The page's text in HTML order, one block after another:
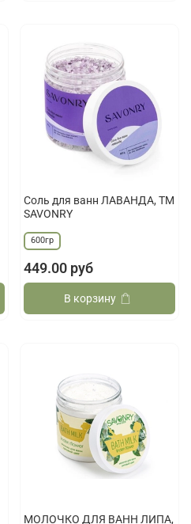
Соль для ванн ЛАВАНДА, ТМ
SAVONRY
600гр
449.00 руб
В корзину
МОЛОЧКО ДЛЯ ВАНН ЛИПА,